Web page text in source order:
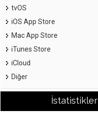
tvOS
iOS App Store
Mac App Store
iTunes Store
iCloud
Diğer
İstatistikler